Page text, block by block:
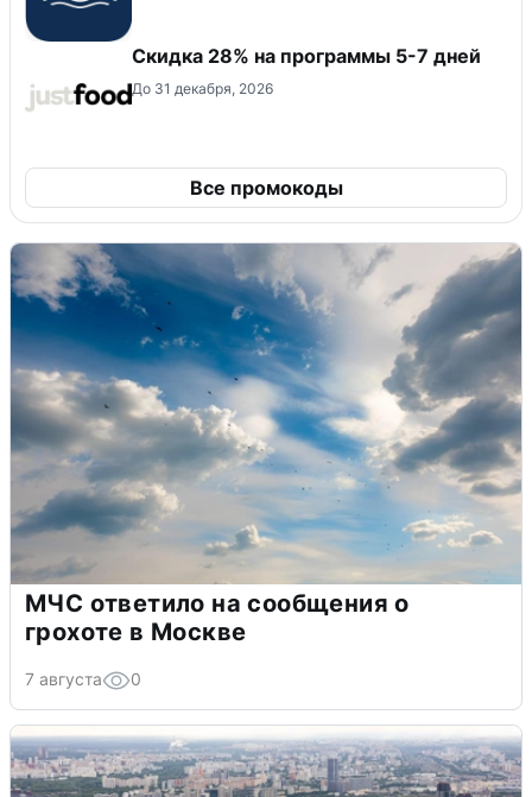
Скидка 28% на программы 5-7 дней
До 31 декабря, 2026
Все промокоды
МЧС ответило на сообщения о
грохоте в Москве
7 августа 0